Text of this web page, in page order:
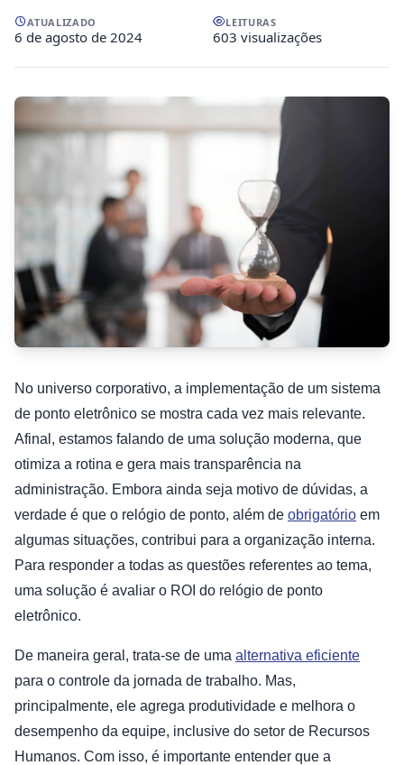
ATUALIZADO
6 de agosto de 2024
LEITURAS
603 visualizações
No universo corporativo, a implementação de um sistema
de ponto eletrônico se mostra cada vez mais relevante.
Afinal, estamos falando de uma solução moderna, que
otimiza a rotina e gera mais transparência na
administração. Embora ainda seja motivo de dúvidas, a
verdade é que o relógio de ponto, além de obrigatório em
algumas situações, contribui para a organização interna.
Para responder a todas as questões referentes ao tema,
uma solução é avaliar o ROI do relógio de ponto
eletrônico.
De maneira geral, trata-se de uma alternativa eficiente
para o controle da jornada de trabalho. Mas,
principalmente, ele agrega produtividade e melhora o
desempenho da equipe, inclusive do setor de Recursos
Humanos. Com isso, é importante entender que a